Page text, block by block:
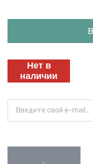
Нет в
наличии